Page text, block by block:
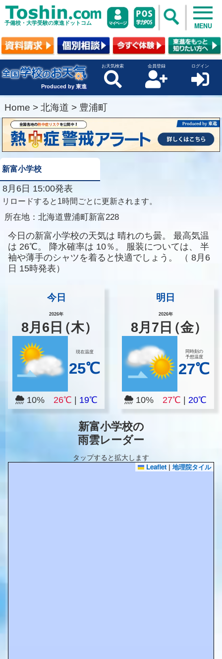
予備校・大学受験の東進ドットコム MENU
Produced by 東進
お天気検索 会員登録 ログイン
Home > 北海道 > 豊浦町
新富小学校
8月6日 15:00発表
リロードすると1時間ごとに更新されます。
所在地： 北海道豊浦町新富228
今日の新富小学校の天気は 晴れのち曇。
最高気温
は 26℃。 降水確率は 10％。 服装については、
半
袖や薄手のシャツを着ると快適でしょう。
（ 8月6
日 15時発表）
今日
2026年
8月 6 日（木）
現在温度
25℃
10% 26℃ 19℃
明日
2026年
8月 7 日（金）
同時刻の
予想温度
27℃
10%27℃ |20℃
新富小学校の
雨雲レーダー
タップすると拡大します
Leaflet | 地理院タイル